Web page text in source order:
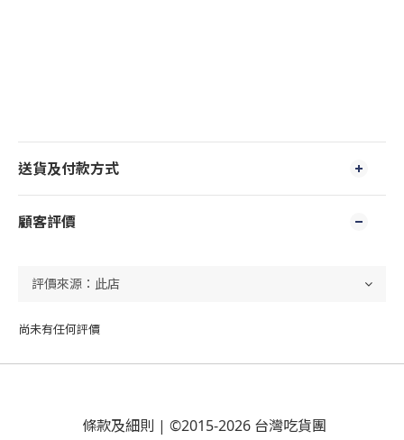
送貨及付款方式
顧客評價
尚未有任何評價
條款及細則 | ©2015-2026 台灣吃貨團